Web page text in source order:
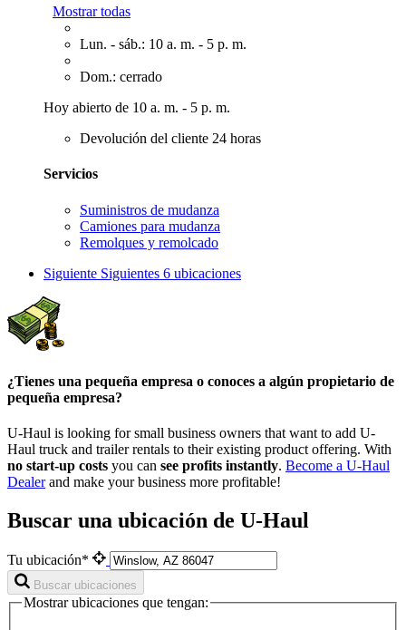
Mostrar todas
Lun. - sáb.: 10 a. m. - 5 p. m.
Dom.: cerrado
Hoy abierto de 10 a. m. - 5 p. m.
Devolución del cliente 24 horas
Servicios
Suministros de mudanza
Camiones para mudanza
Remolques y remolcado
Siguiente Siguientes 6 ubicaciones
¿Tienes una pequeña empresa o conoces a algún propietario de
pequeña empresa?
U-Haul is looking for small business owners that want to add U-
Haul truck and trailer rentals to their existing product offering. With
no start-up costs you can see profits instantly. Become a U-Haul
Dealerand make your business more profitable!
Buscar una ubicación de U-Haul
Tu ubicación*
Buscar ubicaciones
Mostrar ubicaciones que tengan: